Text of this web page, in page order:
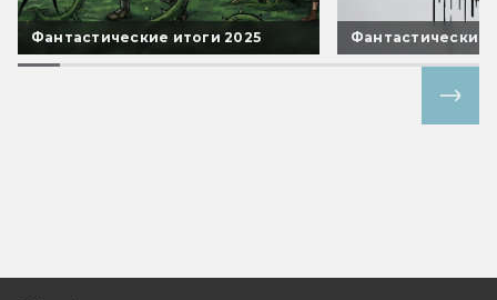
Фантастические итоги 2025 Фантастические